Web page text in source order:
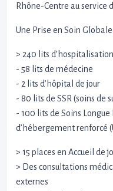
Rhône-Centre au service
Une Prise en Soin Globale
> 240 lits
- 58 lits de médecine
- 2 lits d’hôpital de jour
- 80 lits de SSR (soins de
- 100 lits de Soins Longue
d’hébergement renforcé
> 15 places en Accueil de
> Des consultations
externes